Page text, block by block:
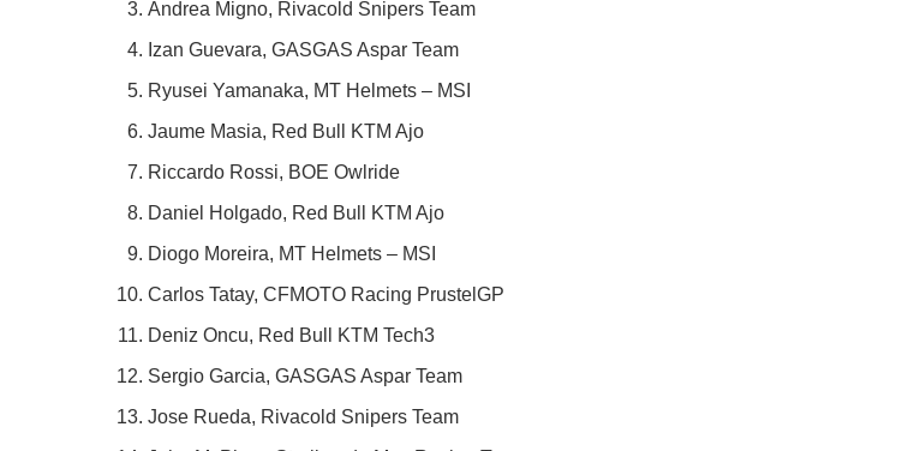
Andrea Migno, Rivacold Snipers Team
Izan Guevara, GASGAS Aspar Team
Ryusei Yamanaka, MT Helmets – MSI
Jaume Masia, Red Bull KTM Ajo
Riccardo Rossi, BOE Owlride
Daniel Holgado, Red Bull KTM Ajo
Diogo Moreira, MT Helmets – MSI
Carlos Tatay, CFMOTO Racing PrustelGP
Deniz Oncu, Red Bull KTM Tech3
Sergio Garcia, GASGAS Aspar Team
Jose Rueda, Rivacold Snipers Team